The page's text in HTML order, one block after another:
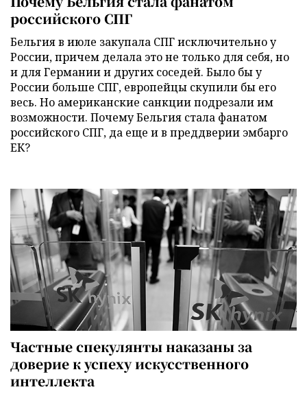
российского СПГ
Бельгия в июле закупала СПГ исключительно у
России, причем делала это не только для себя, но
и для Германии и других соседей. Было бы у
России больше СПГ, европейцы скупили бы его
весь. Но американские санкции подрезали им
возможности. Почему Бельгия стала фанатом
российского СПГ, да еще и в преддверии эмбарго
ЕК?
Частные спекулянты наказаны за
доверие к успеху искусственного
интеллекта